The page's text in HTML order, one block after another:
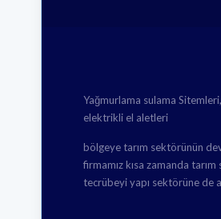
Yağmurlama sulama
elektrikli el aletleri
bölgeye tarım sektörünün
firmamız kısa zamanda
tecrübeyi yapı sektörüne de